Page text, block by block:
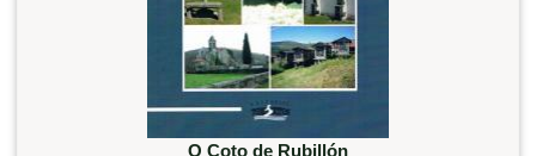
O Coto de Rubillón